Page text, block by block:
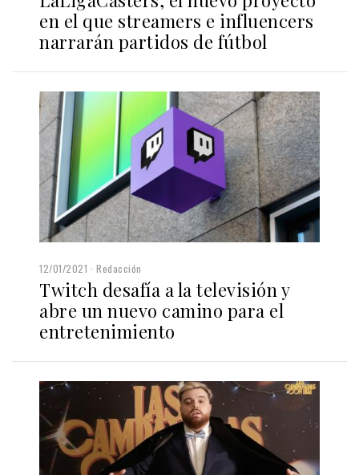
en el que streamers e influencers
narrarán partidos de fútbol
12/01/2021 Redacción
Twitch desafía a la televisión y
abre un nuevo camino para el
entretenimiento